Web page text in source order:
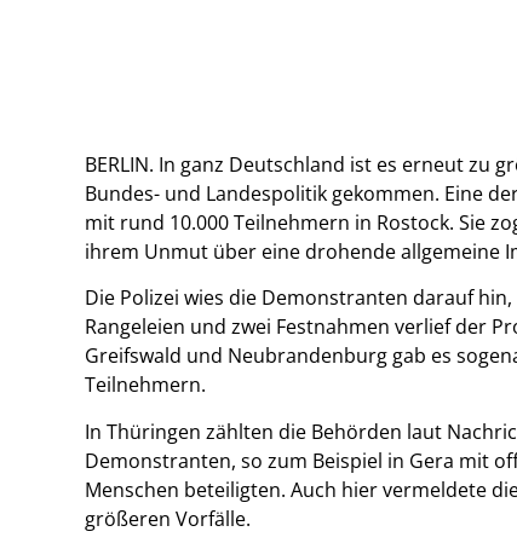
BERLIN. In ganz Deutschland ist es erneut zu
Bundes- und Landespolitik gekommen. Eine
mit rund 10.000 Teilnehmern in Rostock. Sie
ihrem Unmut über eine drohende allgemeine
Die Polizei wies die Demonstranten darauf
Rangeleien und zwei Festnahmen verlief der
Greifswald und Neubrandenburg gab es
Teilnehmern.
In Thüringen zählten die Behörden laut
Demonstranten, so zum Beispiel in Gera mit
Menschen beteiligten. Auch hier vermeldete
größeren Vorfälle.